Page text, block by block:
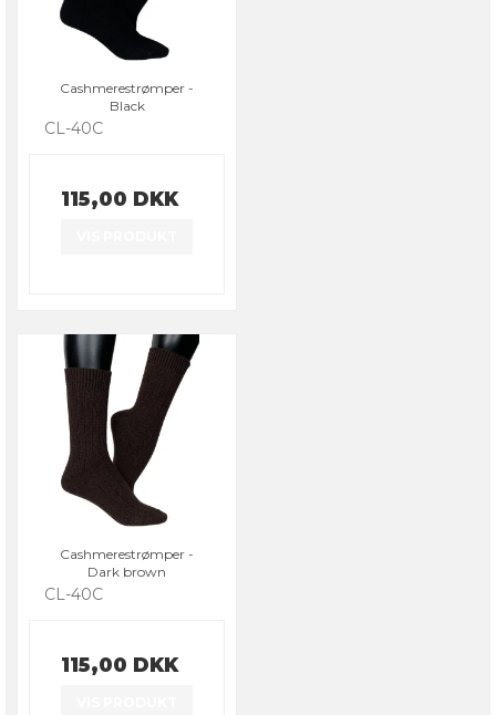
Cashmerestrømper -
Black
CL-40C
115,00 DKK
Cashmerestrømper -
Dark brown
CL-40C
115,00 DKK